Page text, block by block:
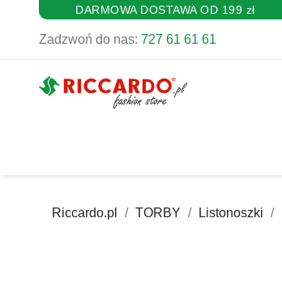
DARMOWA DOSTAWA OD 199 zł
Zadzwoń do nas: 727 61 61 61
Riccardo.pl TORBY Listonoszki